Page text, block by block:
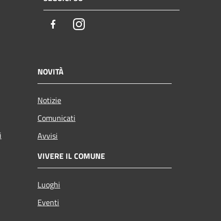
FacebookInstagram
NOVITÀ
Notizie
Comunicati
Avvisi
VIVERE IL COMUNE
Luoghi
Eventi